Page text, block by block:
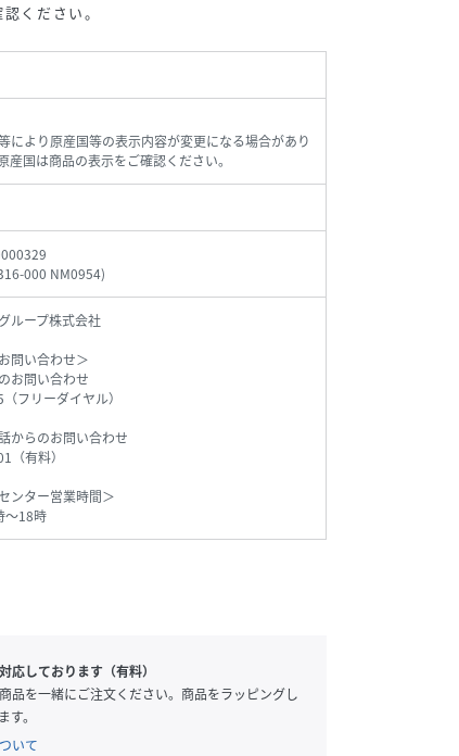
ください。
により原産国等の表示内容が変更になる場合があり
産国は商品の表示をご確認ください。
000 NM0954)
ループ株式会社
問い合わせ＞
お問い合わせ
フリーダイヤル）
からのお問い合わせ
（有料）
ンター営業時間＞
～18時
応しております（有料）
品を一緒にご注文ください。商品をラッピングし
。
いて